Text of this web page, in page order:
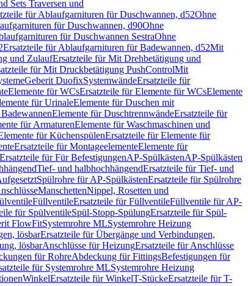
Sets Traversen und
für Ablaufgarnituren für Duschwannen, d52Ohne
für Duschwannen, d90Ohne
für Duschwannen SestraOhne
Ersatzteile für Ablaufgarnituren für Badewannen, d52Mit
und ZulaufErsatzteile für Mit Drehbetätigung und
für Mit Druckbetätigung PushControlMit
Geberit DuofixSystemwändeErsatzteile für
Elemente für WCsErsatzteile für Elemente für WCsElemente
für UrinaleElemente für Duschen mit
Elemente für DuschtrennwändeErsatzteile für
für ArmaturenElemente für Waschmaschinen und
für KüchenspülenErsatzteile für Elemente für
Ersatzteile für MontageelementeElemente für
Ersatzteile für Für BefestigungenAP-SpülkästenAP-Spülkästen
Tief- und halbhochhängendErsatzteile für Tief- und
Spülrohre für AP-SpülkästenErsatzteile für Spülrohre
ManschettenNippel, Rosetten und
FüllventileErsatzteile für FüllventileFüllventile für AP-
für SpülventileSpül-Stopp-SpülungErsatzteile für Spül-
FlowFitSystemrohre MLSystemrohre Heizung
lösbarErsatzteile für Übergänge und Verbindungen,
lösbarAnschlüsse für HeizungErsatzteile für Anschlüsse
für RohreAbdeckung für FittingsBefestigungen für
für Systemrohre MLSystemrohre Heizung
WinkelErsatzteile für WinkelT-StückeErsatzteile für T-